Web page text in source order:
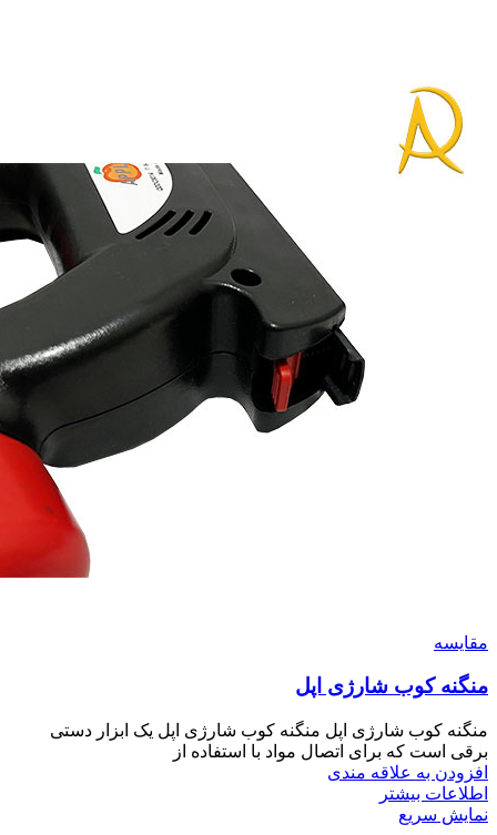
مقايسه
منگنه کوب شارژی اپل
منگنه کوب شارژی اپل منگنه کوب شارژی اپل یک ابزار دستی
برقی است که برای اتصال مواد با استفاده از
افزودن به علاقه مندی
اطلاعات بیشتر
نمایش سریع